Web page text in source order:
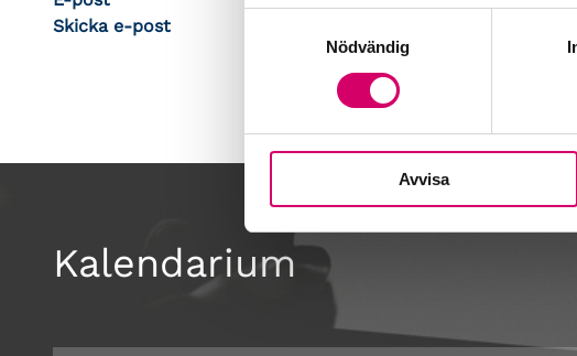
Nödvändig
Avvisa
Skicka e-post
Kalendarium